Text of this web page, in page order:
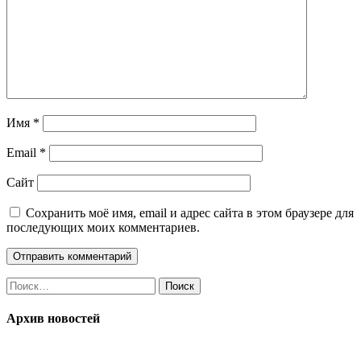
Имя *
Email *
Сайт
Сохранить моё имя, email и адрес сайта в этом браузере для
последующих моих комментариев.
Найти:
Архив новостей